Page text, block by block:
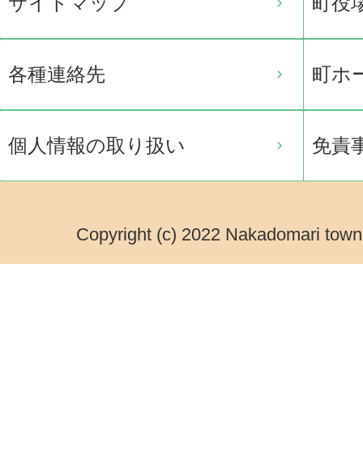
各種連絡先 町ホ
個人情報の取り扱い 免責
Copyright (c) 2022 Nakadomari